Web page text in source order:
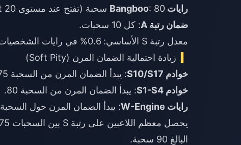
رايات Bangboo : 80 سحبة (تفتح عند مستوى Inter-Knot 20).
ضمان رتبة A
: كل 10 سحبات.
معدل رتبة S الأساسي: 0.6% في رايات الشخصيات.
زيادة احتمالية الضمان المرن (Soft Pity)
خوادم S10/S17
: يبدأ الضمان المرن من السحبة 75.
خوادم S1-S4
: يبدأ الضمان المرن من السحبة 80.
رايات W-Engine
: يبدأ الضمان المرن حول السحبة 62.
البالغ 90 سحبة.